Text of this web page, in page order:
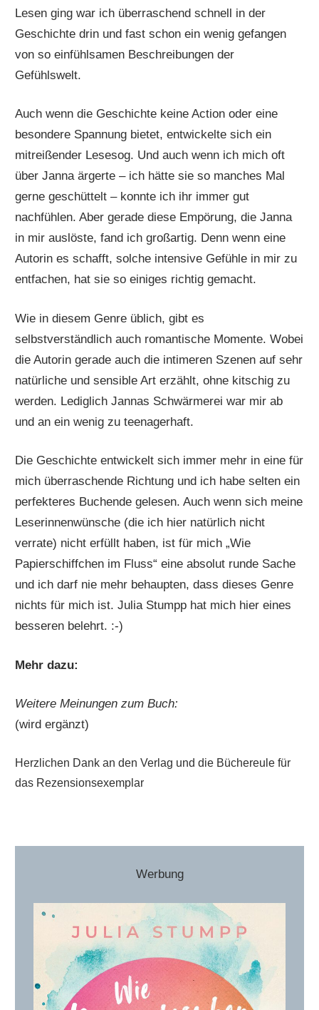
Lesen ging war ich überraschend schnell in der
Geschichte drin und fast schon ein wenig gefangen
von so einfühlsamen Beschreibungen der
Gefühlswelt.
Auch wenn die Geschichte keine Action oder eine
besondere Spannung bietet, entwickelte sich ein
mitreißender Lesesog. Und auch wenn ich mich oft
über Janna ärgerte – ich hätte sie so manches Mal
gerne geschüttelt – konnte ich ihr immer gut
nachfühlen. Aber gerade diese Empörung, die Janna
in mir auslöste, fand ich großartig. Denn wenn eine
Autorin es schafft, solche intensive Gefühle in mir zu
entfachen, hat sie so einiges richtig gemacht.
Wie in diesem Genre üblich, gibt es
selbstverständlich auch romantische Momente. Wobei
die Autorin gerade auch die intimeren Szenen auf sehr
natürliche und sensible Art erzählt, ohne kitschig zu
werden. Lediglich Jannas Schwärmerei war mir ab
und an ein wenig zu teenagerhaft.
Die Geschichte entwickelt sich immer mehr in eine für
mich überraschende Richtung und ich habe selten ein
perfekteres Buchende gelesen. Auch wenn sich meine
Leserinnenwünsche (die ich hier natürlich nicht
verrate) nicht erfüllt haben, ist für mich „Wie
Papierschiffchen im Fluss“ eine absolut runde Sache
und ich darf nie mehr behaupten, dass dieses Genre
nichts für mich ist. Julia Stumpp hat mich hier eines
besseren belehrt. :-)
Mehr dazu:
Weitere Meinungen zum Buch:
(wird ergänzt)
Herzlichen Dank an den Verlag und die Büchereule für
das Rezensionsexemplar
Werbung